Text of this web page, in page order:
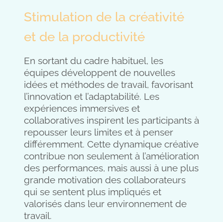
Stimulation de la créativité
et de la productivité
En sortant du cadre habituel, les
équipes développent de nouvelles
idées et méthodes de travail, favorisant
l’innovation et l’adaptabilité. Les
expériences immersives et
collaboratives inspirent les participants à
repousser leurs limites et à penser
différemment. Cette dynamique créative
contribue non seulement à l’amélioration
des performances, mais aussi à une plus
grande motivation des collaborateurs
qui se sentent plus impliqués et
valorisés dans leur environnement de
travail.